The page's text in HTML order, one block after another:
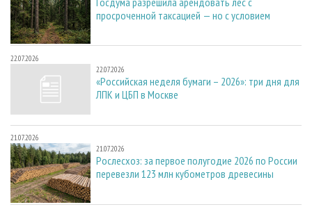
просроченной таксацией — но с условием
22.07.2026
22.07.2026
«Российская неделя бумаги – 2026»: три дня для
ЛПК и ЦБП в Москве
21.07.2026
21.07.2026
Рослесхоз: за первое полугодие 2026 по России
перевезли 123 млн кубометров древесины